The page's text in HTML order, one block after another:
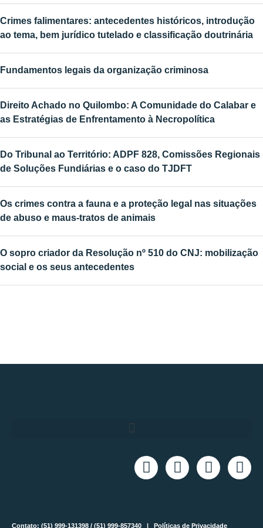
Crimes falimentares: antecedentes históricos, introdução
ao tema, bem jurídico tutelado e classificação doutrinária
Fundamentos legais da organização criminosa
Direito Achado no Quilombo: A Comunidade do Calabar e
as Estratégias de Enfrentamento à Necropolítica
Do Tribunal ao Território: ADPF 828, Comissões Regionais
de Soluções Fundiárias e o caso do TJDFT
Os crimes contra a fauna e a proteção legal nas situações
de abuso e maus-tratos de animais
O sopro criador da Resolução nº 510 do CNJ: mobilização
social e os seus antecedentes
Contato: (51) 999-131398 / (51) 999-857340 | Políticas de Privacidade